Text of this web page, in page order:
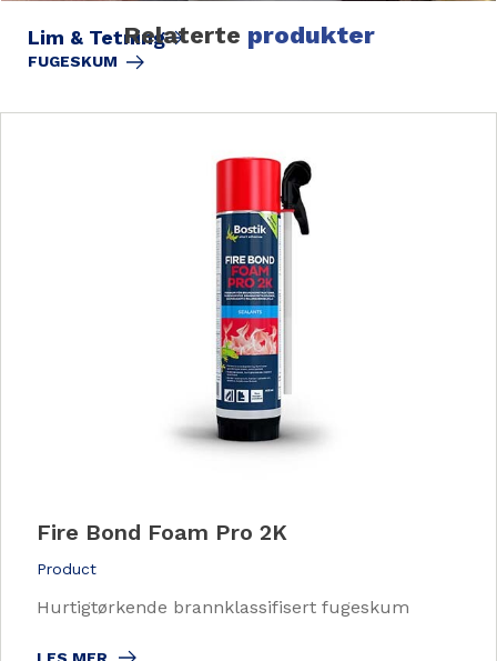
Lim & Tetning
FUGESKUM
Relaterte produkter
Fire Bond Foam Pro 2K
Product
Hurtigtørkende brannklassifisert fugeskum
LES MER